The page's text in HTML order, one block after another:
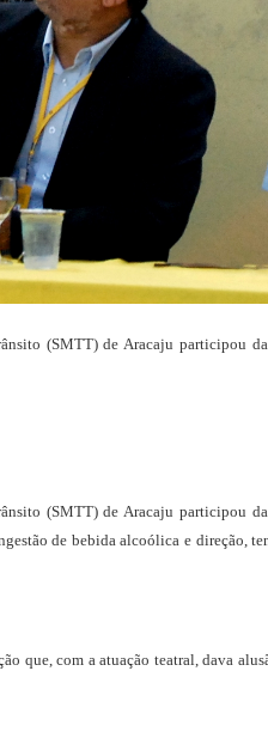
(SMTT) de Aracaju participou
(SMTT) de Aracaju participou
de bebida alcoólica e direção,
com a atuação teatral, dava